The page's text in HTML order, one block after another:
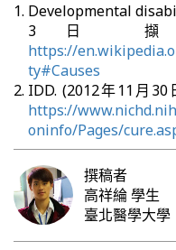
Developmental
3日 擷取
https://
ty#Causes
IDD. (2012年11月
https://
oninfo/Pages/
撰稿者
高祥綸學生
臺北醫學大學